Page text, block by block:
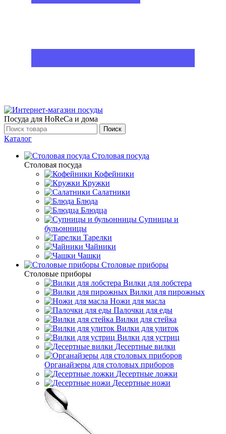
Посуда для HoReCa и дома
Поиск
Каталог
Столовая посуда
Столовая посуда
Кофейники
Кружки
Салатники
Блюда
Блюдца
Супницы и
бульонницы
Тарелки
Чайники
Чашки
Cтоловые приборы
Cтоловые приборы
Вилки для лобстера
Вилки для пирожных
Ножи для масла
Палочки для еды
Вилки для стейка
Вилки для улиток
Вилки для устриц
Десертные вилки
Органайзеры для столовых приборов
Десертные ложки
Десертные ножи